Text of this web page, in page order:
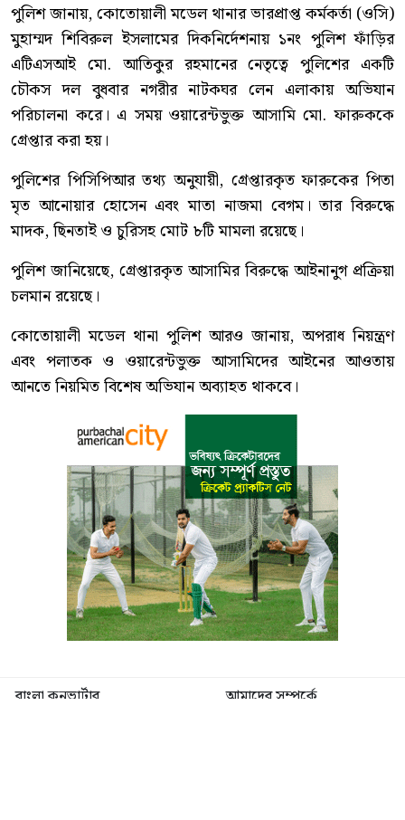
পুলিশ জানায়, কোতোয়ালী মডেল থানার ভারপ্রাপ্ত কর্মকর্তা (ওসি)
মুহাম্মদ শিবিরুল ইসলামের দিকনির্দেশনায় ১নং পুলিশ ফাঁড়ির
এটিএসআই মো. আতিকুর রহমানের নেতৃত্বে পুলিশের একটি
চৌকস দল বুধবার নগরীর নাটকঘর লেন এলাকায় অভিযান
পরিচালনা করে। এ সময় ওয়ারেন্টভুক্ত আসামি মো. ফারুককে
গ্রেপ্তার করা হয়।
পুলিশের পিসিপিআর তথ্য অনুযায়ী, গ্রেপ্তারকৃত ফারুকের পিতা
মৃত আনোয়ার হোসেন এবং মাতা নাজমা বেগম। তার বিরুদ্ধে
মাদক, ছিনতাই ও চুরিসহ মোট ৮টি মামলা রয়েছে।
পুলিশ জানিয়েছে, গ্রেপ্তারকৃত আসামির বিরুদ্ধে আইনানুগ প্রক্রিয়া
চলমান রয়েছে।
কোতোয়ালী মডেল থানা পুলিশ আরও জানায়, অপরাধ নিয়ন্ত্রণ
এবং পলাতক ও ওয়ারেন্টভুক্ত আসামিদের আইনের আওতায়
আনতে নিয়মিত বিশেষ অভিযান অব্যাহত থাকবে।
বাংলা কনভার্টার
আমাদের সম্পর্কে